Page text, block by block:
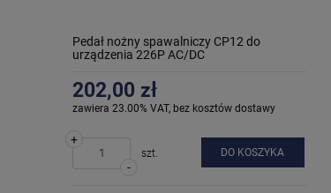
Pedał nożny spawalniczy CP12 do
urządzenia 226P AC/DC
202,00 zł
zawiera 23.00% VAT, bez kosztów dostawy
-
+
szt. DO KOSZYKA